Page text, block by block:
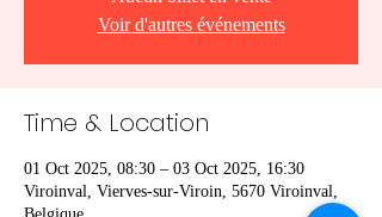
Voir d'autres événements
Time & Location
01 Oct 2025, 08:30 – 03 Oct 2025, 16:30
Viroinval, Vierves-sur-Viroin, 5670 Viroinval,